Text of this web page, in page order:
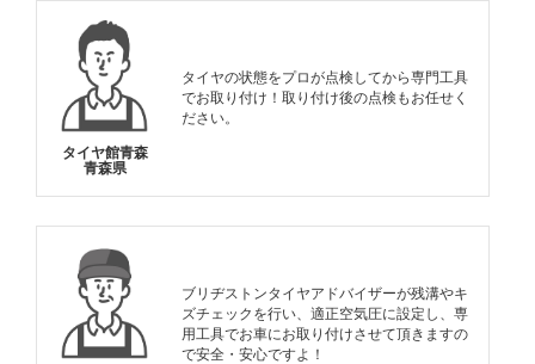
タイヤ館青森
青森県
タイヤの状態をプロが点検してから専門工具
でお取り付け！取り付け後の点検もお任せく
ださい。
ブリヂストンタイヤアドバイザーが残溝やキ
ズチェックを行い、適正空気圧に設定し、専
用工具でお車にお取り付けさせて頂きますの
で安全・安心ですよ！